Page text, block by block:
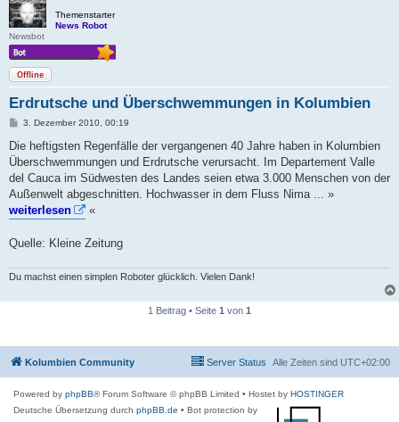
Themenstarter
News Robot
Newsbot
Offline
Erdrutsche und Überschwemmungen in Kolumbien
B
i
r
a
3. Dezember 2010, 00:19
Die heftigsten Regenfälle der vergangenen 40 Jahre haben in Kolumbien
Überschwemmungen und Erdrutsche verursacht. Im Departement Valle
del Cauca im Südwesten des Landes seien etwa 3.000 Menschen von der
Außenwelt abgeschnitten. Hochwasser in dem Fluss Nima ... »
weiterlesen
«
Quelle: Kleine Zeitung
Du machst einen simplen Roboter glücklich. Vielen Dank!
1 Beitrag • Seite 1 von 1
Kolumbien Community Alle Zeiten sind UTC+02:00
Server Status
Powered by phpBB® Forum Software © phpBB Limited • Hostet by HOSTINGER
Deutsche Übersetzung durch phpBB.de • Bot protection by